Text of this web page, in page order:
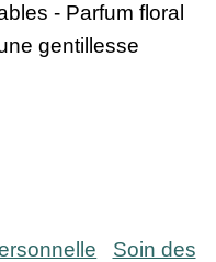
- Parfum floral
gentillesse
Soin des